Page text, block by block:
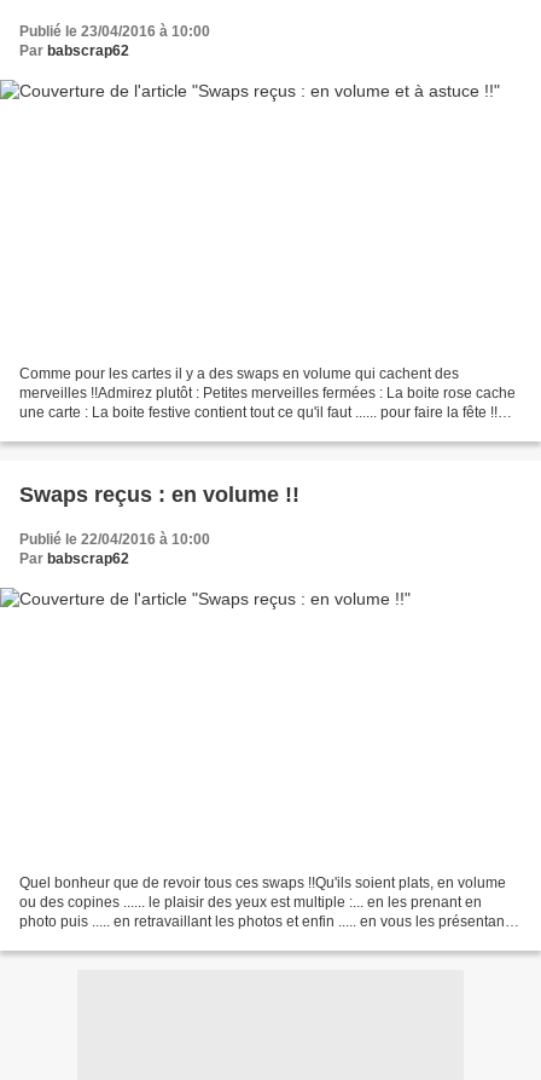
Publié le 23/04/2016 à 10:00
Par babscrap62
Comme pour les cartes il y a des swaps en volume qui cachent des
merveilles !!Admirez plutôt : Petites merveilles fermées : La boite rose cache
une carte : La boite festive contient tout ce qu'il faut ...... pour faire la fête !!Un
Swaps reçus : en volume !!
Publié le 22/04/2016 à 10:00
Par babscrap62
Quel bonheur que de revoir tous ces swaps !!Qu'ils soient plats, en volume
ou des copines ...... le plaisir des yeux est multiple :... en les prenant en
photo puis ..... en retravaillant les photos et enfin ..... en vous les présentant !!